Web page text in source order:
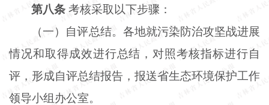
第八条 考核采取以下步骤：
（一）自评总结。各地就污染防治攻坚战进展
情况和取得成效进行总结，对照考核指标进行自
评，形成自评总结报告，报送省生态环境保护工作
领导小组办公室。